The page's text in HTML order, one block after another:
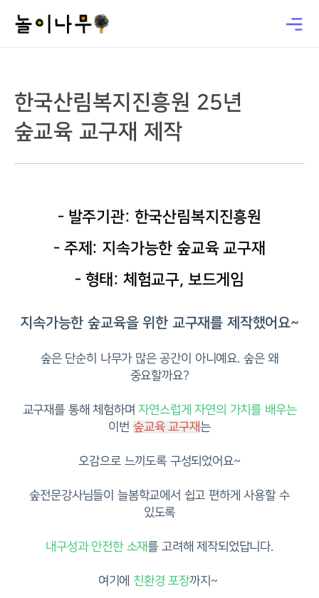
한국산림복지진흥원 25년
숲교육 교구재 제작
- 발주기관: 한국산림복지진흥원
- 주제: 지속가능한 숲교육 교구재
- 형태: 체험교구, 보드게임
지속가능한 숲교육을 위한 교구재를 제작했어요~
숲은 단순히 나무가 많은 공간이 아니예요. 숲은 왜
중요할까요?
교구재를 통해 체험하며자연스럽게 자연의 가치를 배우는
이번 숲교육 교구재는
오감으로 느끼도록 구성되었어요~
숲전문강사님들이 늘봄학교에서 쉽고 편하게 사용할 수
있도록
내구성과 안전한 소재를 고려해 제작되었답니다.
여기에 친환경 포장까지~